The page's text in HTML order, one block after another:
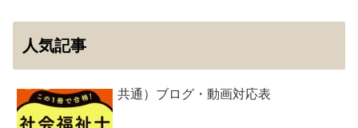
人気記事
共通）ブログ・動画対応表